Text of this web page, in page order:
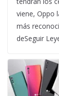
viene, Oppo
más
deSeguir